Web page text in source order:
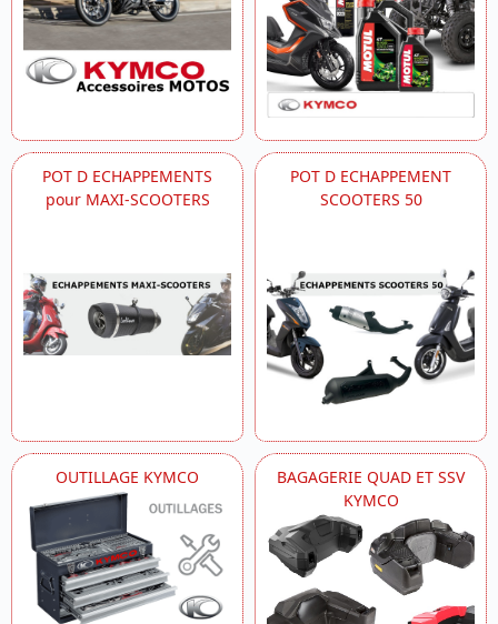
POT D ECHAPPEMENTS
pour MAXI-SCOOTERS
POT D ECHAPPEMENT
SCOOTERS 50
OUTILLAGE KYMCO
BAGAGERIE QUAD ET SSV
KYMCO